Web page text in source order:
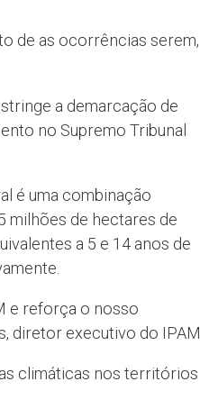
de as ocorrências serem,
a demarcação de
no Supremo Tribunal
é uma combinação
milhões de hectares de
a 5 e 14 anos de
e reforça o nosso
diretor executivo do IPAM.
climáticas nos territórios